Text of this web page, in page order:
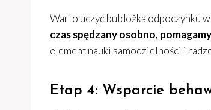
Warto uczyć buldożka odpoczynku
czas spędzany osobno,
element nauki samodzielności i
Etap 4: Wsparcie